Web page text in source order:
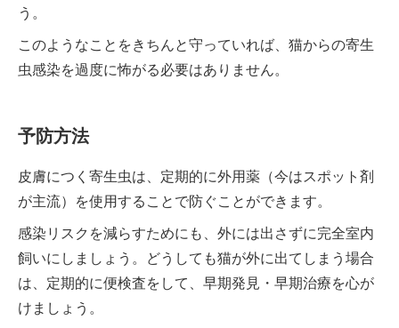
う。
このようなことをきちんと守っていれば、猫からの寄生
虫感染を過度に怖がる必要はありません。
予防方法
皮膚につく寄生虫は、定期的に外用薬（今はスポット剤
が主流）を使用することで防ぐことができます。
感染リスクを減らすためにも、外には出さずに完全室内
飼いにしましょう。どうしても猫が外に出てしまう場合
は、定期的に便検査をして、早期発見・早期治療を心が
けましょう。